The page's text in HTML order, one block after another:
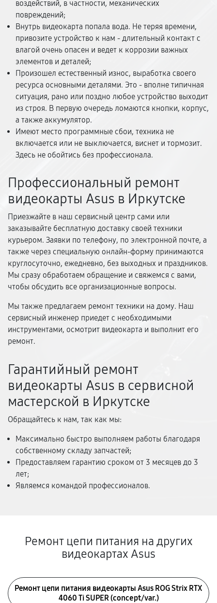
воздействий, в частности, механических
повреждений;
Внутрь видеокарта попала вода. Не теряя времени,
привозите устройство к нам - длительный контакт с
влагой очень опасен и ведет к коррозии важных
элементов и деталей;
Произошел естественный износ, выработка своего
ресурса основными деталями. Это - вполне типичная
ситуация, рано или поздно любое устройство выходит
из строя. В первую очередь ломаются кнопки, корпус,
а также аккумулятор.
Имеют место программные сбои, техника не
включается или не выключается, виснет и тормозит.
Здесь не обойтись без профессионала.
Профессиональный ремонт
видеокарты Asus в Иркутске
Приезжайте в наш сервисный центр сами или
заказывайте бесплатную доставку своей техники
курьером. Заявки по телефону, по электронной почте, а
также через специальную онлайн-форму принимаются
круглосуточно, ежедневно, без выходных и праздников.
Мы сразу обработаем обращение и свяжемся с вами,
чтобы обсудить все организационные вопросы.
Мы также предлагаем ремонт техники на дому. Наш
сервисный инженер приедет с необходимыми
инструментами, осмотрит видеокарта и выполнит его
ремонт.
Гарантийный ремонт
видеокарты Asus в сервисной
мастерской в Иркутске
Обращайтесь к нам, так как мы:
Максимально быстро выполняем работы благодаря
собственному складу запчастей;
Предоставляем гарантию сроком от 3 месяцев до 3
лет;
Являемся командой профессионалов.
Ремонт цепи питания на других
видеокартах Asus
Ремонт цепи питания видеокарты Asus ROG Strix RTX
4060 Ti SUPER (concept/var.)